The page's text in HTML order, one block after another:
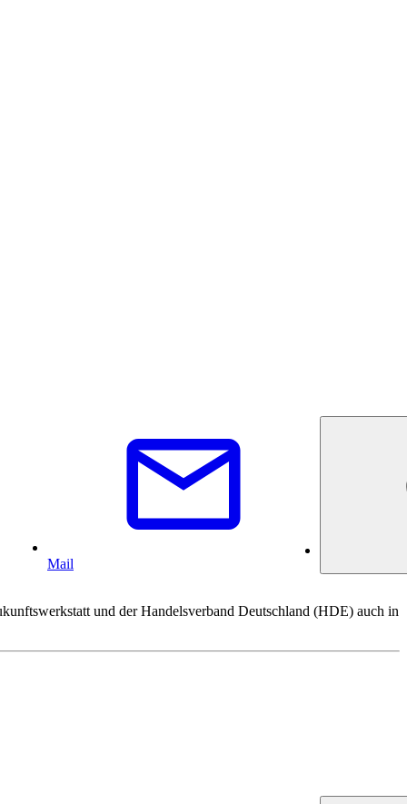
Mail
und der Handelsverband Deutschland (HDE) auch in